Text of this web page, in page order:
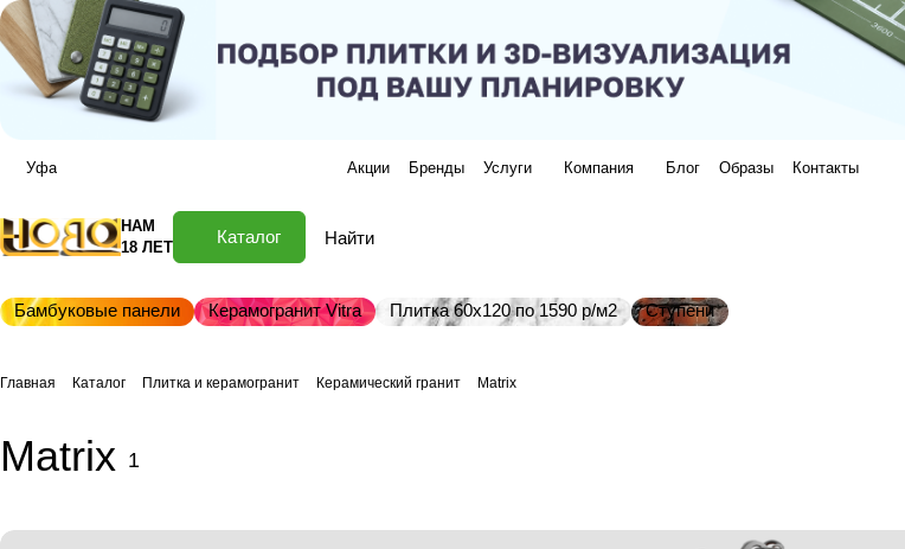
Уфа Акции Бренды Услуги Компания Блог Образы Контакты
НАМ
18 ЛЕТ
Каталог
Бамбуковые панели Керамогранит Vitra Плитка 60х120 по 1590 р/м2 Ступени
Главная Каталог Плитка и керамогранит Керамический гранит Matrix
Matrix 1